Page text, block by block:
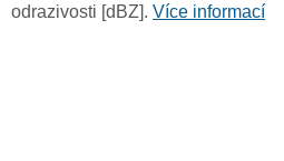
odrazivosti [dBZ]. Více informací